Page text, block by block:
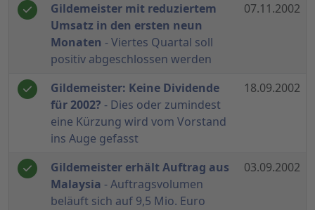
Gildemeister mit reduziertem
Umsatz in den ersten neun
Monaten - Viertes Quartal soll
positiv abgeschlossen werden
07.11.2002
Gildemeister: Keine Dividende
für 2002? - Dies oder zumindest
eine Kürzung wird vom Vorstand
ins Auge gefasst
18.09.2002
Gildemeister erhält Auftrag aus
Malaysia - Auftragsvolumen
beläuft sich auf 9,5 Mio. Euro
03.09.2002